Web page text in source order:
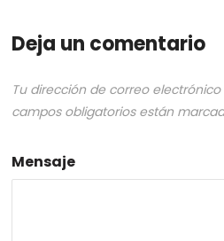
Deja un comentario
Tu dirección de correo
campos obligatorios están
Mensaje